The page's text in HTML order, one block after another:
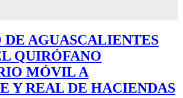
AGUASCALIENTES
QUIRÓFANO
MÓVIL A
Y REAL DE HACIENDAS